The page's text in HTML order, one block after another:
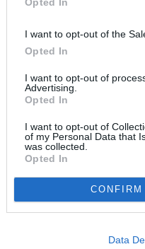
I want to opt-out of the
Opted In
I want to opt-out of
Advertising.
Opted In
I want to opt-out of
of my Personal Data that
was collected.
Opted In
CONFIRM
Data
Ακολουθήστε το
Σχετικά